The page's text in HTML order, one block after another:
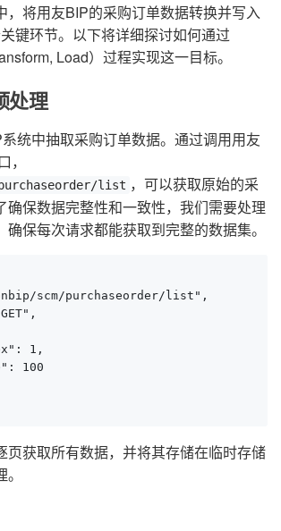
，将用友BIP的采购订单数据转换并写入
键环节。以下将详细探讨如何通过
Load）过程实现这一目标。
处理
统中抽取采购订单数据。通过调用用友
，
list ，可以获取原始的采
确保数据完整性和一致性，我们需要处理
保每次请求都能获取到完整的数据集。
scm/purchaseorder/list",
1,
100
页获取所有数据，并将其存储在临时存储